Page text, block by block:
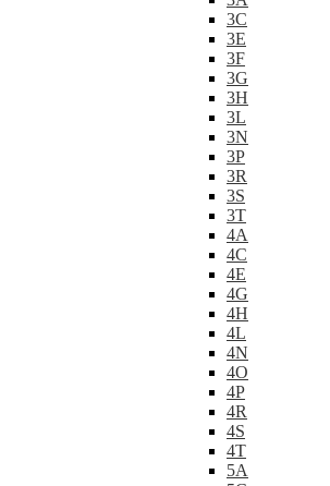
3C
3E
3F
3G
3H
3L
3N
3P
3R
3S
3T
4A
4C
4E
4G
4H
4L
4N
4O
4P
4R
4S
4T
5A